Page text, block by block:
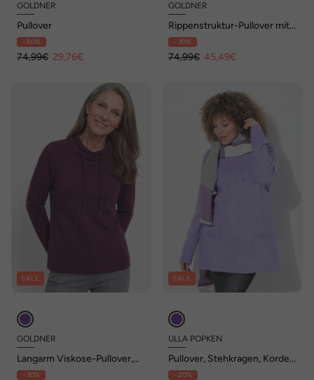
GOLDNER
Pullover
- 60%
74,99€ 29,76€
GOLDNER
Rippenstruktur-Pullover mit
Halbarm
- 39%
74,99€ 45,49€
SALE
GOLDNER
Langarm Viskose-Pullover,
Stehbund
- 30%
SALE
ULLA POPKEN
Pullover, Stehkragen, Kordel,
Taschen, Langarm
- 20%